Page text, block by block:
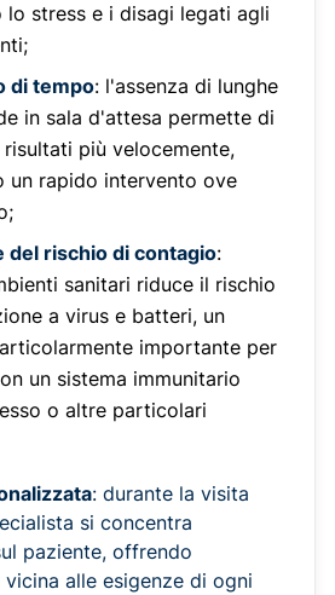
lo stress e i disagi legati agli
di tempo: l'assenza di lunghe
in sala d'attesa permette di
più velocemente,
un rapido intervento ove
del rischio di contagio:
sanitari riduce il rischio
a virus e batteri, un
importante per
un sistema immunitario
o altre particolari
: durante la visita
si concentra
paziente, offrendo
vicina alle esigenze di ogni